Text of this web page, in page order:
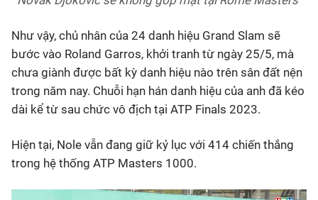
Như vậy, chủ nhân của 24 danh hiệu Grand Slam sẽ
bước vào Roland Garros, khởi tranh từ ngày 25/5, mà
chưa giành được bất kỳ danh hiệu nào trên sân đất nện
trong năm nay. Chuỗi hạn hán danh hiệu của anh đã kéo
dài kể từ sau chức vô địch tại ATP Finals 2023.
Hiện tại, Nole vẫn đang giữ kỷ lục với 414 chiến thắng
trong hệ thống ATP Masters 1000.